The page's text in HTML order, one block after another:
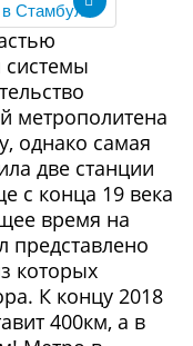
в Стамбуле
системы
метрополитена
однако самая
две станции
с конца 19 века
время на
представлено
которых
К концу 2018
400км, а в